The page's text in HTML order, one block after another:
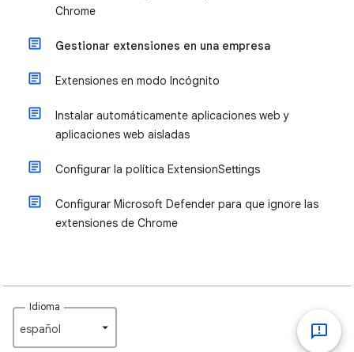
Chrome
Gestionar extensiones en una empresa
Extensiones en modo Incógnito
Instalar automáticamente aplicaciones web y
aplicaciones web aisladas
Configurar la política ExtensionSettings
Configurar Microsoft Defender para que ignore las
extensiones de Chrome
Idioma
español‎